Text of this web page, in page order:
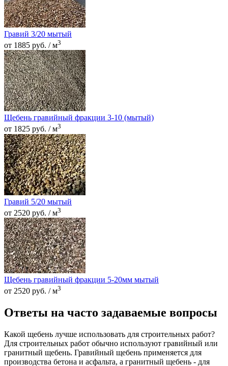
Гравий 3/20 мытый
от 1885 руб. / м3
Щебень гравийный фракции 3-10 (мытый)
от 1825 руб. / м3
Гравий 5/20 мытый
от 2520 руб. / м3
Щебень гравийный фракции 5-20мм мытый
от 2520 руб. / м3
Ответы на часто задаваемые вопросы
Какой щебень лучше использовать для строительных работ?
Для строительных работ обычно используют гравийный или
гранитный щебень. Гравийный щебень применяется для
производства бетона и асфальта, а гранитный щебень - для